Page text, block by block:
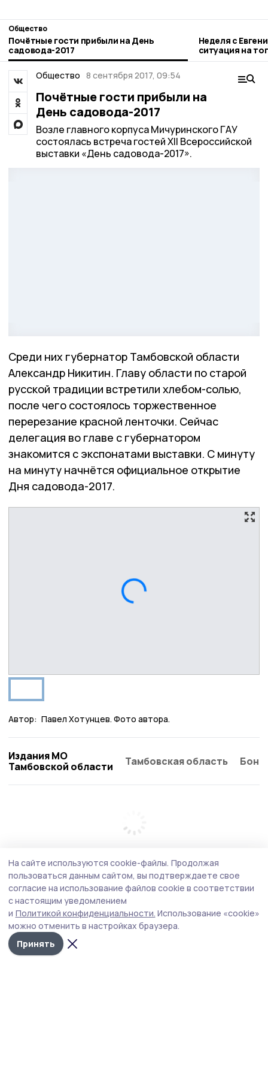
Общество
Почётные гости прибыли на День
садовода-2017
Неделя с
ситуация на
городе и
Общество 8 сентября 2017, 09:54
Почётные гости прибыли на
День садовода-2017
Возле главного корпуса Мичуринского ГАУ
состоялась встреча гостей XII Всероссийской
выставки «День садовода-2017».
Среди них губернатор Тамбовской области
Александр Никитин. Главу области по старой
русской традиции встретили хлебом-солью,
после чего состоялось торжественное
перерезание красной ленточки. Сейчас
делегация во главе с губернатором
знакомится с экспонатами выставки. С минуту
на минуту начнётся официальное открытие
Дня садовода-2017.
Автор: Павел Хотунцев. Фото автора.
Издания МО
Тамбовской области
Тамбовская область
На сайте используются cookie-файлы. Продолжая
пользоваться данным сайтом, вы подтверждаете свое
согласие на использование файлов cookie в соответствии
с настоящим уведомлением
и Политикой конфиденциальности. Использование «cookie»
можно отменить в настройках браузера.
Принять